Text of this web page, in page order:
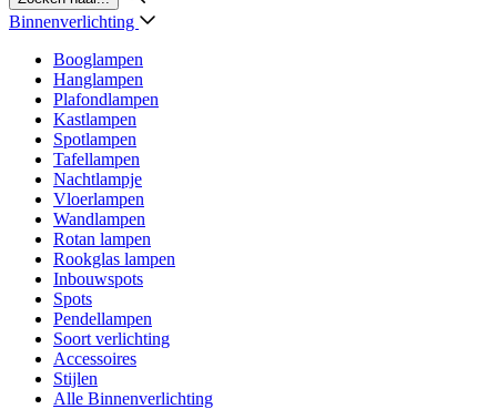
Binnenverlichting
Booglampen
Hanglampen
Plafondlampen
Kastlampen
Spotlampen
Tafellampen
Nachtlampje
Vloerlampen
Wandlampen
Rotan lampen
Rookglas lampen
Inbouwspots
Spots
Pendellampen
Soort verlichting
Accessoires
Stijlen
Alle Binnenverlichting